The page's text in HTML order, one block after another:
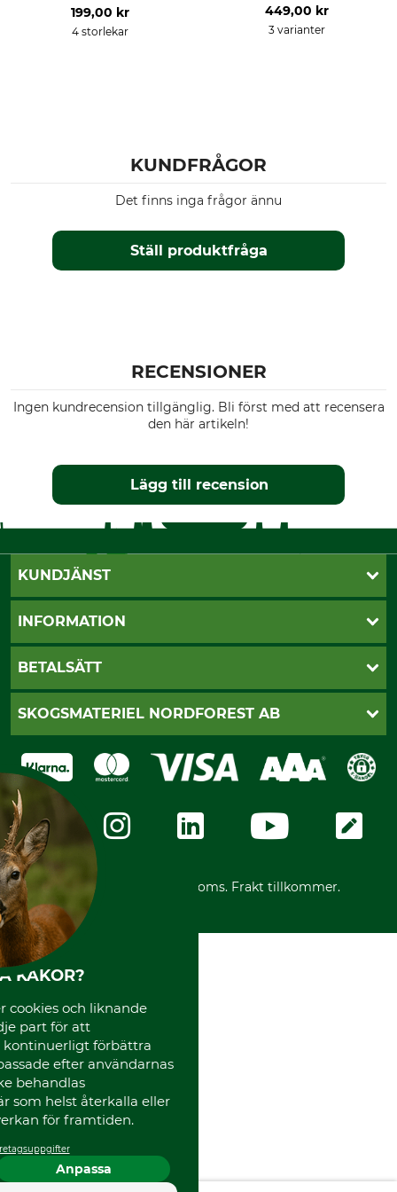
199,00 kr
4 storlekar
449,00 kr
3 varianter
KUNDFRÅGOR
Ställ produktfråga
Det finns inga frågor ännu
RECENSIONER
Ingen kundrecension tillgänglig. Bli först med att recensera
den här artikeln!
Lägg till recension
KUNDJÄNST
Öppettider
Vanliga frågor
INFORMATION
Butik Vansbro
Dataskydd
Integritetspolicy
Ångerrätt
Ångerrätt för din beställning
Reklamationer
Frakter
BETALSÄTT
Klarna
Swish
SKOGSMATERIEL NORDFOREST AB
Om oss
GRUBE-Gruppen
Företagsuppgifter
Karriär
Vår personal
Varumärken
Mässor
Instagram TOS
Media
Code of Conduct
*Alla priser inklusive moms. Frakt tillkommer.
KAKOR?
cookies och liknande
part för att
kontinuerligt förbättra
efter användarnas
behandlas
som helst återkalla eller
för framtiden.
Anpassa